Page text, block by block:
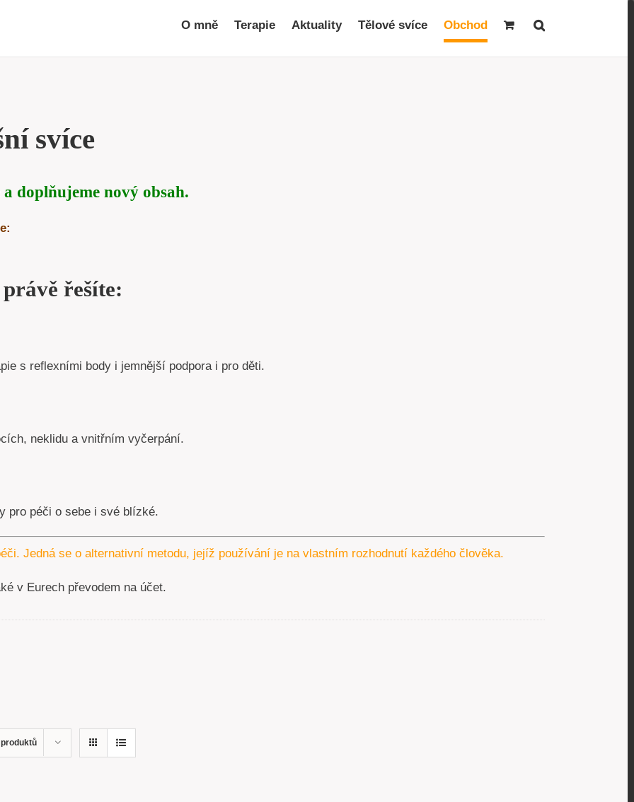
O mně Terapie Aktuality Tělové svíce Obchod
svíce
doplňujeme nový obsah.
řešíte:
s reflexními body i jemnější podpora i pro děti.
neklidu a vnitřním vyčerpání.
pro péči o sebe i své blízké.
Jedná se o alternativní metodu, jejíž používání je na vlastním rozhodnutí každého člověka.
v Eurech převodem na účet.